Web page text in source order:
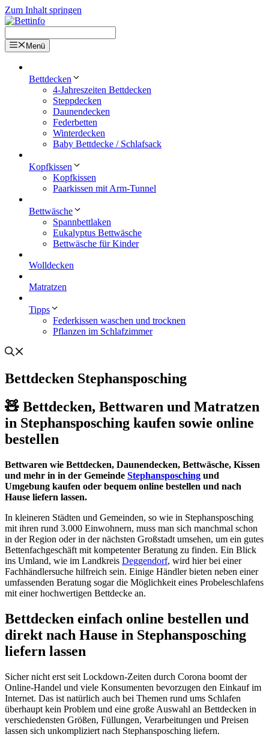
Zum Inhalt springen
Menü
Bettdecken
4-Jahreszeiten Bettdecken
Steppdecken
Daunendecken
Federbetten
Winterdecken
Baby Bettdecke / Schlafsack
Kopfkissen
Kopfkissen
Paarkissen mit Arm-Tunnel
Bettwäsche
Spannbettlaken
Eukalyptus Bettwäsche
Bettwäsche für Kinder
Wolldecken
Matratzen
Tipps
Federkissen waschen und trocknen
Pflanzen im Schlafzimmer
Bettdecken Stephansposching
🧸 Bettdecken, Bettwaren und Matratzen
in Stephansposching kaufen sowie online
bestellen
Bettwaren wie Bettdecken, Daunendecken, Bettwäsche, Kissen
und mehr in in der Gemeinde Stephansposching und
Umgebung kaufen oder bequem online bestellen und nach
Hause liefern lassen.
In kleineren Städten und Gemeinden, so wie in Stephansposching
mit ihren rund 3.000 Einwohnern, muss man sich manchmal schon
in der Region oder in der nächsten Großstadt umsehen, um ein gutes
Bettenfachgeschäft mit kompetenter Beratung zu finden. Ein Blick
ins Umland, wie im Landkreis Deggendorf, wird hier bei einer
Fachhändlersuche hilfreich sein. Einige Händler bieten neben einer
umfassenden Beratung sogar die Möglichkeit eines Probeleschlafens
mit einer hochwertigen Bettdecke an.
Bettdecken einfach online bestellen und
direkt nach Hause in Stephansposching
liefern lassen
Sicher nicht erst seit Lockdown-Zeiten durch Corona boomt der
Online-Handel und viele Konsumenten bevorzugen den Einkauf im
Internet. Das ist natürlich auch bei Themen rund ums Schlafen
überhaupt kein Problem und eine große Auswahl an Bettdecken in
verschiedensten Größen, Füllungen, Verarbeitungen und Preisen
lassen sich unkompliziert nach Stephansposching liefern.